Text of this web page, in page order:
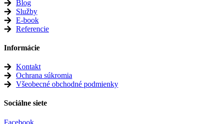
Blog
Služby
E-book
Referencie
Informácie
Kontakt
Ochrana súkromia
Všeobecné obchodné podmienky
Sociálne siete
Facebook